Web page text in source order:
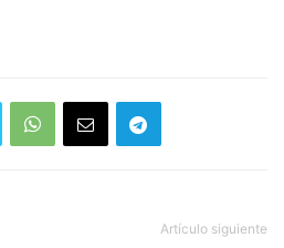
Artículo siguiente